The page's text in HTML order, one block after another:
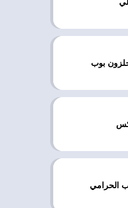
بوب
الحرامي